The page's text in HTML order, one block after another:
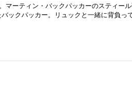
マーティン・バックパッカーのスティー
ックパッカー。リュックと一緒に背負っ